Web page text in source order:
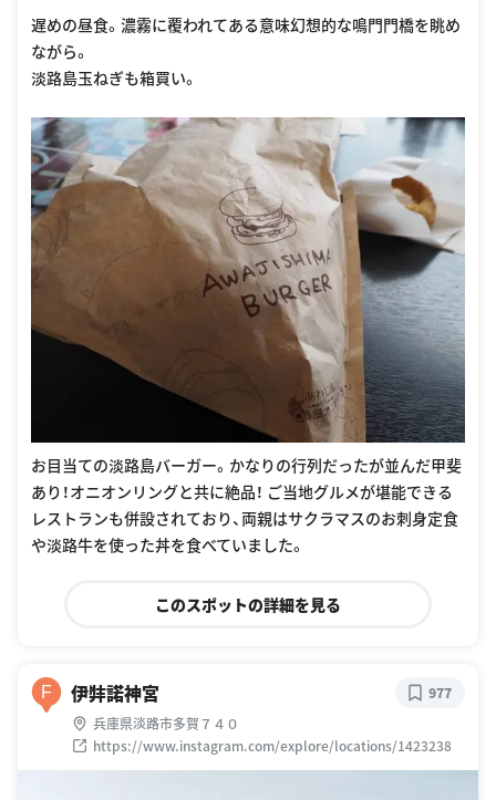
遅めの昼食。濃霧に覆われてある意味幻想的な鳴門門橋を眺め
ながら。
淡路島玉ねぎも箱買い。
お目当ての淡路島バーガー。かなりの行列だったが並んだ甲斐
あり！オニオンリングと共に絶品！ ご当地グルメが堪能できる
レストランも併設されており、両親はサクラマスのお刺身定食
や淡路牛を使った丼を食べていました。
このスポットの詳細を見る
F 伊弉諾神宮
兵庫県淡路市多賀７４０
https://www.instagram.com/explore/locations/1423238
977